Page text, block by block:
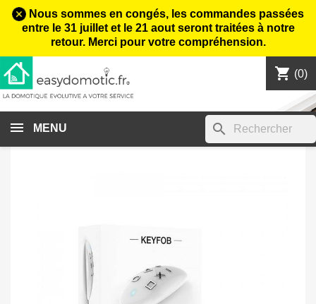
Nous sommes en congés, les commandes passées
entre le 31 juillet et le 21 aout seront traitées à notre
retour. Merci pour votre compréhension.
shopping_cart (0)

MENU search